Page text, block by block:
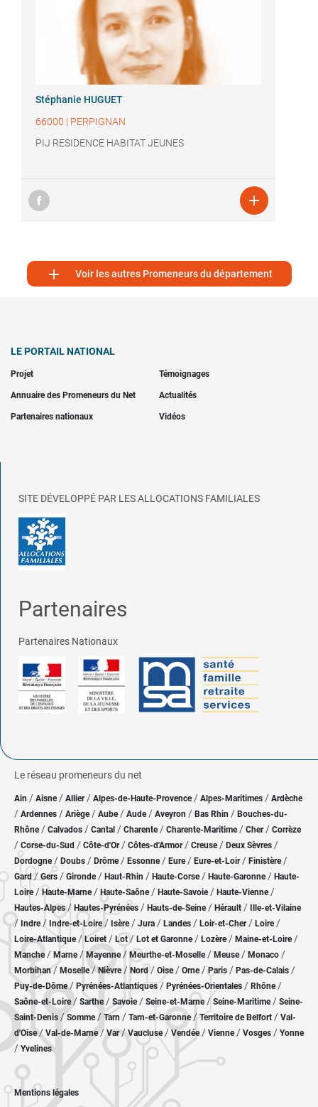
Stéphanie HUGUET
66000 | PERPIGNAN
PIJ RESIDENCE HABITAT JEUNES

 Voir les autres Promeneurs du département
LE PORTAIL NATIONAL
Projet Témoignages
Annuaire des Promeneurs du Net Actualités
Partenaires nationaux Vidéos
SITE DÉVELOPPÉ PAR LES ALLOCATIONS FAMILIALES
Partenaires
Partenaires Nationaux
Le réseau promeneurs du net
Ain / Aisne/ Allier/ Alpes-de-Haute-Provence / Alpes-Maritimes / Ardèche
/ Ardennes / Ariège/ Aube/ Aude / Aveyron / Bas Rhin / Bouches-du-
Rhône/ Calvados / Cantal / Charente / Charente-Maritime/ Cher / Corrèze
/ Corse-du-Sud / Côte-d'Or / Côtes-d'Armor/ Creuse/ Deux Sèvres /
Dordogne/ Doubs / Drôme/ Essonne / Eure/ Eure-et-Loir / Finistère/
Gard/Gers / Gironde/ Haut-Rhin / Haute-Corse/ Haute-Garonne/ Haute-
Loire/Haute-Marne/ Haute-Saône/ Haute-Savoie/ Haute-Vienne/
Hautes-Alpes/ Hautes-Pyrénées / Hauts-de-Seine/ Hérault / Ille-et-Vilaine
/ Indre/ Indre-et-Loire/ Isère/ Jura / Landes / Loir-et-Cher/ Loire/
Loire-Atlantique/ Loiret / Lot/ Lot et Garonne/ Lozère / Maine-et-Loire/
Manche/ Marne/ Mayenne/ Meurthe-et-Moselle/ Meuse/ Monaco /
Morbihan/ Moselle/ Nièvre / Nord/ Oise / Orne/Paris / Pas-de-Calais /
Puy-de-Dôme/ Pyrénées-Atlantiques / Pyrénées-Orientales / Rhône/
Saône-et-Loire/ Sarthe/ Savoie/ Seine-et-Marne/ Seine-Maritime/ Seine-
Saint-Denis /Somme/ Tarn / Tarn-et-Garonne/Territoire de Belfort / Val-
d'Oise/ Val-de-Marne/Var/Vaucluse/ Vendée/ Vienne/ Vosges / Yonne
/ Yvelines
Mentions légales